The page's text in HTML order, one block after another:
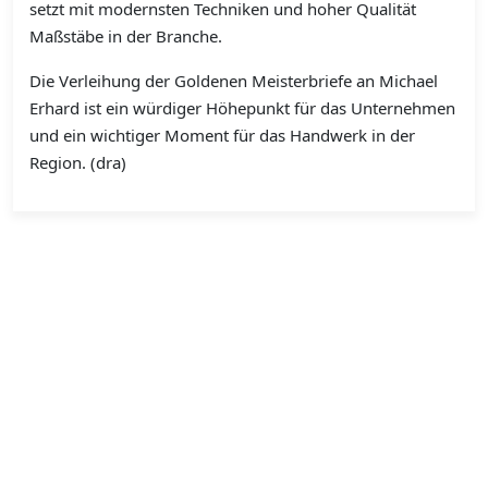
setzt mit modernsten Techniken und hoher Qualität
Maßstäbe in der Branche.
Die Verleihung der Goldenen Meisterbriefe an Michael
Erhard ist ein würdiger Höhepunkt für das Unternehmen
und ein wichtiger Moment für das Handwerk in der
Region. (dra)